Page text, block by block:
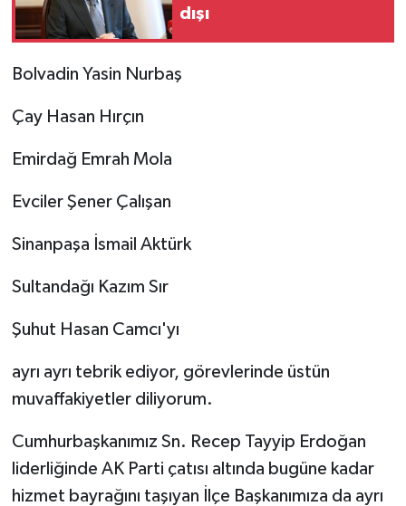
dışı
Bolvadin Yasin Nurbaş
Çay Hasan Hırçın
Emirdağ Emrah Mola
Evciler Şener Çalışan
Sinanpaşa İsmail Aktürk
Sultandağı Kazım Sır
Şuhut Hasan Camcı'yı
ayrı ayrı tebrik ediyor, görevlerinde üstün
muvaffakiyetler diliyorum.
Cumhurbaşkanımız Sn. Recep Tayyip Erdoğan
liderliğinde AK Parti çatısı altında bugüne kadar
hizmet bayrağını taşıyan İlçe Başkanımıza da ayrı